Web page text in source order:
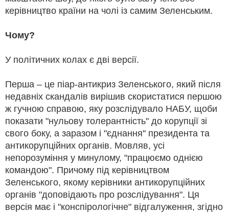
керівництво країни на чолі із самим Зеленським.
Чому?
У політичних колах є дві версії.
Перша – це піар-антикриз Зеленського, який після
недавніх скандалів вирішив скористатися першою
ж гучною справою, яку розслідувало НАБУ, щоби
показати "нульову толерантність" до корупції зі
свого боку, а заразом і "єднання" президента та
антикорупційних органів. Мовляв, усі
непорозуміння у минулому, "працюємо однією
командою". Причому під керівництвом
Зеленського, якому керівники антикорупційних
органів "доповідають про розслідування". Ця
версія має і "конспірологічне" відгалуження, згідно